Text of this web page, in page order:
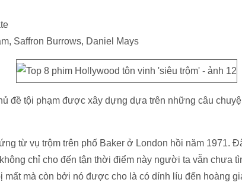
Saffron Burrows, Daniel Mays
đề tội phạm được xây dựng dựa trên những câu
từ vụ trộm trên phố Baker ở London hồi năm 1971.
chỉ cho đến tận thời điểm này người ta vẫn chưa
mất mà còn bởi nó được cho là có dính líu đến hoàng